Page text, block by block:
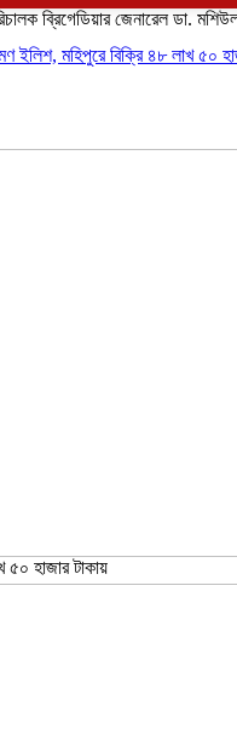
বিক্রি ৪৮ লাখ ৫০ হাজার
ব্রিগেডিয়ার জেনারেল ডা.
হাজার টাকায়